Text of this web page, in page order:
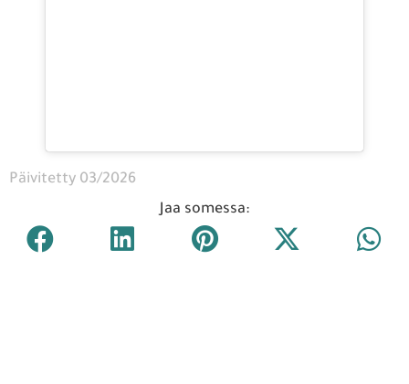
Päivitetty 03/2026
Jaa somessa: